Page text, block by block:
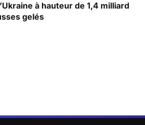
à hauteur de 1,4 milliard
gelés